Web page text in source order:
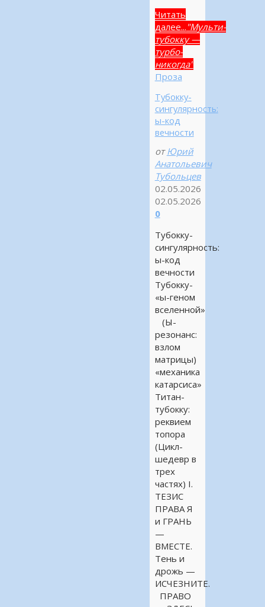
Читать
далее... "Мульти-
тубокку —
турбо-
никогда"
Проза
Тубокку-
сингулярность:
ы-код
вечности
от Юрий
Анатольевич
Тубольцев
02.05.2026
02.05.2026
0
Тубокку-
сингулярность:
ы-код
вечности
Тубокку-
«ы-геном
вселенной»
(Ы-
резонанс:
взлом
матрицы)
«механика
катарсиса»
Титан-
тубокку:
реквием
топора
(Цикл-
шедевр в
трех
частях) I.
ТЕЗИС
ПРАВА Я
и ГРАНЬ
—
ВМЕСТЕ.
Тень и
дрожь —
ИСЧЕЗНИТЕ.
ПРАВО